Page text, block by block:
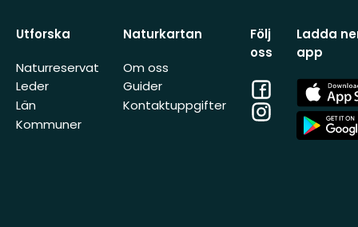
Utforska
Naturreservat
Leder
Län
Kommuner
Naturkartan
Om oss
Guider
Kontaktuppgifter
Följ
oss
Facebook
Instagram
Ladda
app
App
Store
App
Store